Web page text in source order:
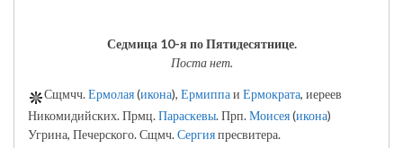
Седмица 10-я по Пятидесятнице.
Поста нет.
Сщмчч.Ермолая(икона), Ермиппаи Ермократа, иереев
Никомидийских. Прмц.Параскевы. Прп.Моисея(икона)
Угрина, Печерского. Сщмч.Сергияпресвитера.